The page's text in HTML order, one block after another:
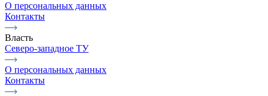
О персональных данных
Контакты
Власть
Северо-западное ТУ
О персональных данных
Контакты